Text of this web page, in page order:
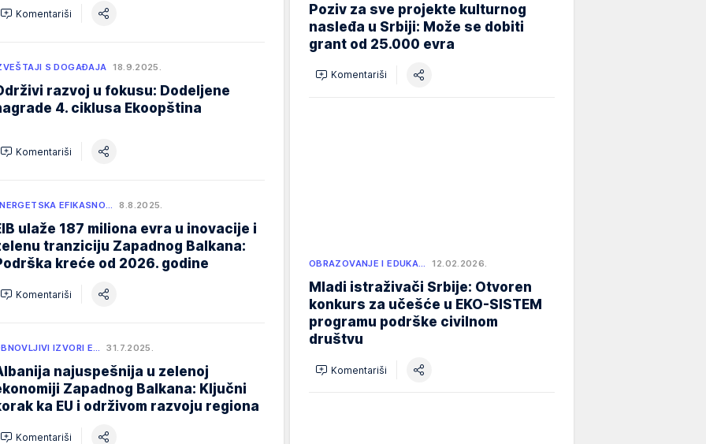
Komentariši
S DOGAĐAJA 18.9.2025.
razvoj u fokusu: Dodeljene
4. ciklusa Ekoopština
Komentariši
EFIKASNO… 8.8.2025.
ulaže 187 miliona evra u inovacije i
tranziciju Zapadnog Balkana:
kreće od 2026. godine
Komentariši
IZVORI E… 31.7.2025.
najuspešnija u zelenoj
Zapadnog Balkana: Ključni
ka EU i održivom razvoju regiona
Komentariši
Poziv za sve projekte kulturnog
nasleđa u Srbiji: Može se dobiti
grant od 25.000 evra
Komentariši
OBRAZOVANJE I EDUKA… 12.02.2026.
Mladi istraživači Srbije: Otvoren
konkurs za učešće u EKO-SISTEM
programu podrške civilnom
društvu
Komentariši